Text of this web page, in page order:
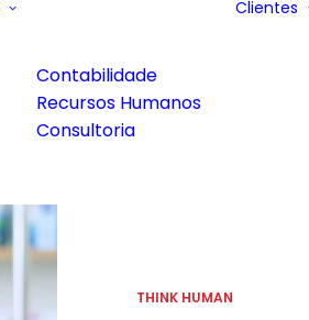
Contabilidade
Recursos Humanos
Consultoria
Clientes
THINK HUMAN